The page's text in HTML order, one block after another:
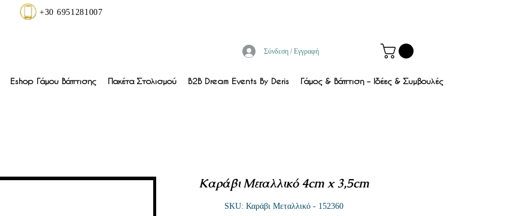
+30 6951281007
Σύνδεση / Εγγραφή
Eshop Γάμου Βάπτισης Πακέτα Στολισμού B2B Dream Events By Deris Γάμος & Βάπτιση – Ιδέες & Συμβουλές
Καράβι Μεταλλικό 4cm x 3,5cm
SKU: Καράβι Μεταλλικό - 152360